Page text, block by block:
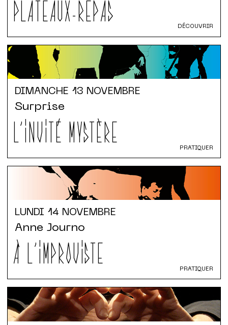
PLATEAUX-REPAS DÉCOUVRIR
DIMANCHE 13 NOVEMBRE
L'INVITÉ MYSTÈRE
Surprise
PRATIQUER
LUNDI 14 NOVEMBRE
À L'IMPROVISTE
Anne Journo
PRATIQUER